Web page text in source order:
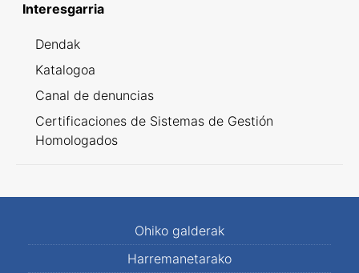
Interesgarria
Dendak
Katalogoa
Canal de denuncias
Certificaciones de Sistemas de Gestión
Homologados
Ohiko galderak
Harremanetarako